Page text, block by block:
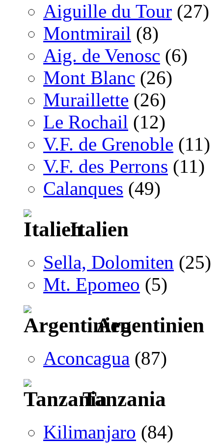
Aiguille du Tour (27)
Montmirail (8)
Aig. de Venosc (6)
Mont Blanc (26)
Muraillette (26)
Le Rochail (12)
V.F. de Grenoble (11)
V.F. des Perrons (11)
Calanques (49)
Italien
Sella, Dolomiten (25)
Mt. Epomeo (5)
Argentinien
Aconcagua (87)
Tanzania
Kilimanjaro (84)